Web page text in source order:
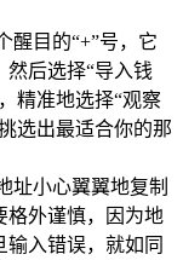
醒目的“+”号，它
后选择“导入钱
精准地选择“观察
选出最适合你的那
址小心翼翼地复制
格外谨慎，因为地
入错误，就如同